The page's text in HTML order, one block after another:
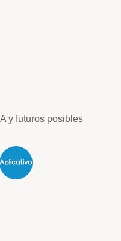
y futuros posibles